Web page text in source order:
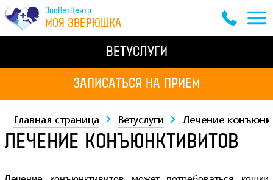
ЗооВетЦентр
МОЯ ЗВЕРЮШКА
ВЕТУСЛУГИ
ЗАПИСАТЬСЯ НА ПРИЕМ
Главная страница Ветуслуги Лечение
ЛЕЧЕНИЕ КОНЪЮНКТИВИТОВ